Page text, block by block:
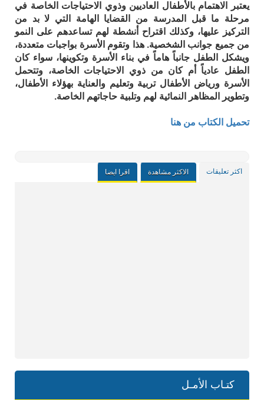
يعتبر الاهتمام بالأطفال العاديين وذوي الاحتياجات الخاصة في
مرحلة ما قبل المدرسة من القضايا الهامة التي لا بد من
التركيز عليها، وكذلك اقتراح أنشطة لهم تساعدهم على النمو
من جميع جوانب الشخصية. هذا وتقوم الأسرة بواجبات متعددة،
ويشكل الطفل جانباً هاماً في بناء الأسرة وتكوينها، سواء كان
الطفل عادياً أم كان من ذوي الاحتياجات الخاصة، وتتحمل
الأسرة ورياض الأطفال تربية وتعليم والعناية بهؤلاء الأطفال،
وتطوير المظاهر النمائية لهم وتلبية حاجاتهم الخاصة.
تحميل الكتاب من هنا
اكثر تعليقات الاكثر مشاهدة اقرا ايضا
كتـاب الأمـل